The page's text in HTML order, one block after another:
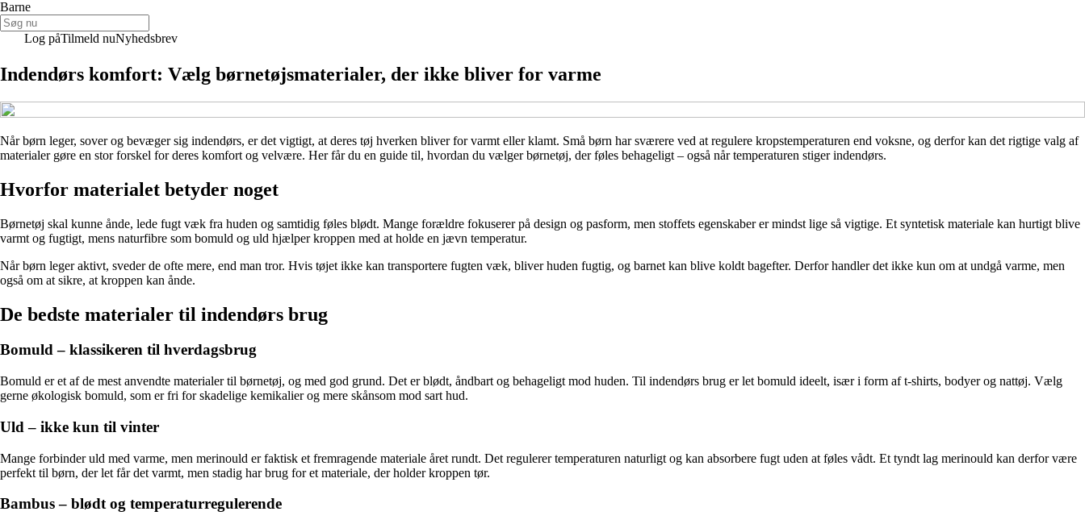
Barne
Log påTilmeld nuNyhedsbrev
Indendørs komfort: Vælg børnetøjsmaterialer, der ikke bliver for varme
Når børn leger, sover og bevæger sig indendørs, er det vigtigt, at deres tøj hverken bliver for varmt eller klamt. Små børn har sværere ved at regulere kropstemperaturen end voksne, og derfor kan det rigtige valg af
materialer gøre en stor forskel for deres komfort og velvære. Her får du en guide til, hvordan du vælger børnetøj, der føles behageligt – også når temperaturen stiger indendørs.
Hvorfor materialet betyder noget
Børnetøj skal kunne ånde, lede fugt væk fra huden og samtidig føles blødt. Mange forældre fokuserer på design og pasform, men stoffets egenskaber er mindst lige så vigtige. Et syntetisk materiale kan hurtigt blive
varmt og fugtigt, mens naturfibre som bomuld og uld hjælper kroppen med at holde en jævn temperatur.
Når børn leger aktivt, sveder de ofte mere, end man tror. Hvis tøjet ikke kan transportere fugten væk, bliver huden fugtig, og barnet kan blive koldt bagefter. Derfor handler det ikke kun om at undgå varme, men
også om at sikre, at kroppen kan ånde.
De bedste materialer til indendørs brug
Bomuld – klassikeren til hverdagsbrug
Bomuld er et af de mest anvendte materialer til børnetøj, og med god grund. Det er blødt, åndbart og behageligt mod huden. Til indendørs brug er let bomuld ideelt, især i form af t-shirts, bodyer og nattøj. Vælg
gerne økologisk bomuld, som er fri for skadelige kemikalier og mere skånsom mod sart hud.
Uld – ikke kun til vinter
Mange forbinder uld med varme, men merinould er faktisk et fremragende materiale året rundt. Det regulerer temperaturen naturligt og kan absorbere fugt uden at føles vådt. Et tyndt lag merinould kan derfor være
perfekt til børn, der let får det varmt, men stadig har brug for et materiale, der holder kroppen tør.
Bambus – blødt og temperaturregulerende